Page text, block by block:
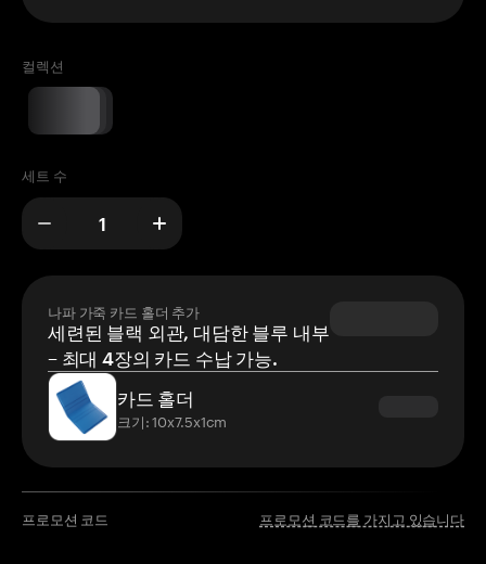
컬렉션
세트 수
나파 가죽 카드 홀더 추가
세련된 블랙 외관, 대담한 블루 내부
– 최대 4장의 카드 수납 가능.
카드 홀더
크기: 10x7.5x1cm
프로모션 코드 프로모션 코드를 가지고 있습니다